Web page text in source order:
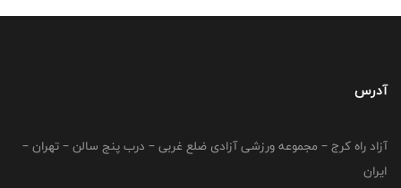
آدرس
آزاد راه کرج – مجموعه ورزشی آزادی ضلع غربی – درب پنج سالن – تهران –
ایران